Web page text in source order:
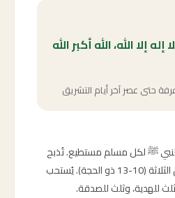
إله إلا الله، الله أكبر الله
حتى عصر آخر أيام التشريق
ﷺ لكل مسلم مستطيع. تُذبح
في يوم النحر وأيام التشريق الثلاثة (10-13 ذو الحجة). يُستحب
للهدية، وثلث للصدقة.